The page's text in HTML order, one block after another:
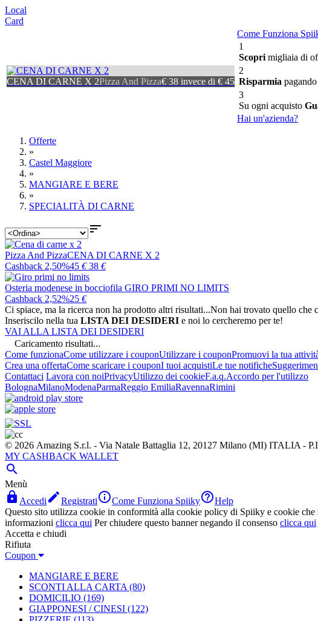
Local
Card
CENA DI CARNE X 2Pizza And Pizza€ 38 invece di € 45
Come Funziona
1
Scopri migliaia di
2
Risparmia
3
Su ogni acquisto
Hai un'azienda?
Offerte
»
Castel Maggiore
»
MANGIARE E BERE
»
SPECIALITÀ DI CARNE

Pizza And PizzaCENA DI CARNE X 2
Cashback 2,50%45 € 38 €
Osteria modenese in bocciofila GIRO PRIMI NO LIMITS
Cashback 2,52%25 €
Ci spiace, ma la ricerca non ha prodotto altri risultati...Non hai trovato quello che
Inseriscilo nella tua LISTA DEI DESIDERI e noi lo cercheremo per te!
VAI ALLA LISTA DEI DESIDERI
Caricamento risultati...
Come funzionaCome utilizzare i couponUtilizzare i couponPromuovi la tua
Crea una offertaCome scaricare i couponI tuoi acquistiLe tue notifiche
Contattaci Lavora con noiPrivacyUtilizzo dei cookieF.a.q.Accordo per l'utilizzo
BolognaMilanoModenaParmaReggio EmiliaRavennaRimini
© 2026 Amazing S.r.l. - Via Natale Battaglia 12, 20127 Milano (MI) ITALIA -
MY CASHBACK WALLET

Menù
 Accedi RegistratiCome Funziona SpiikyHelp
Questo sito utilizza cookie in conformità alla cookie policy di Spiiky e cookie
informazioni clicca qui Per chiudere questo banner negando il consenso clicca qui
Accetta e chiudi
Rifiuta
Coupon
MANGIARE E BERE
SCONTI ALLA CARTA (80)
DOMICILIO (169)
GIAPPONESI / CINESI (122)